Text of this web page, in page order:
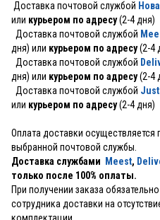
Доставка почтовой службой
или курьером по адресу(2-4 дня)
Доставка почтовой службой
дня) или курьером по адресу(2-4
Доставка почтовой службой
дня) или курьером по адресу(2-4
Доставка почтовой службой
или курьером по адресу(2-4 дня)
Оплата доставки осуществляется
выбранной почтовой службы.
Доставка службами
Meest,
только после 100% оплаты.
При получении заказа
сотрудника доставки на